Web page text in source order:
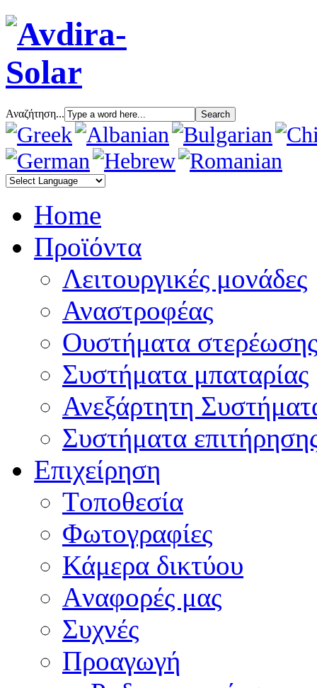
Αναζήτηση...
Home
Προϊόντα
Λειτουργικές μονάδες
Αναστροφέας
Oυστήματα στερέωσης
Συστήματα μπαταρίας
Ανεξάρτητη
Συστήματα
Επιχείρηση
Tοποθεσία
Φωτογραφίες
Κάμερα δικτύου
Aναφορές μας
Συχνές
Προαγωγή